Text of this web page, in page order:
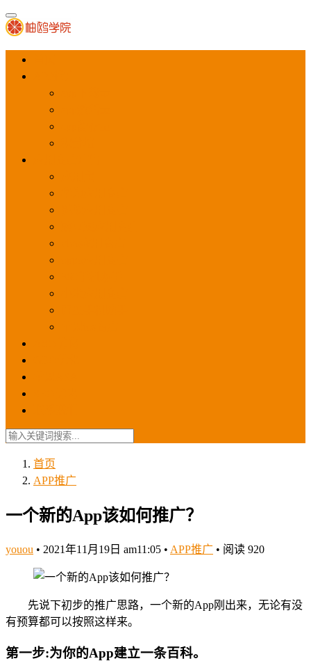
首页
APP推广
一个新的App该如何推广？
youou • 2021年11月19日 am11:05 • APP推广 • 阅读 920
先说下初步的推广思路，一个新的App刚出来，无论有没
有预算都可以按照这样来。
第一步:为你的App建立一条百科。